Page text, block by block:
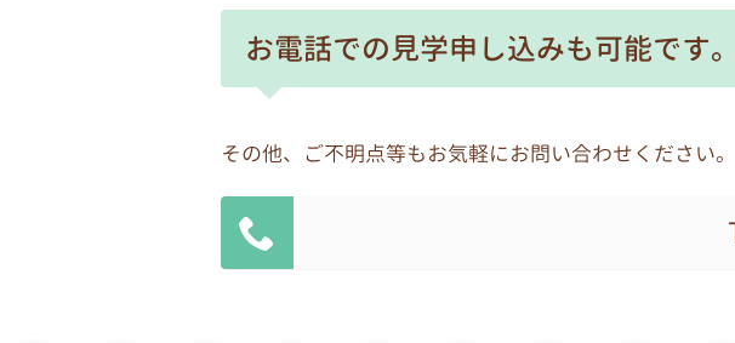
個人情報を取り扱う業務を外部に委託する場合は
密保持契約等を取り交わすとともに、適切な管理を
各園の園長を個人情報管理責任者とし、各園の個
自ら保有する個人情報を保護するための方針、規
お電話での見学申し込みも可能です。
その他、ご不明点等もお気軽にお問い合わせください。